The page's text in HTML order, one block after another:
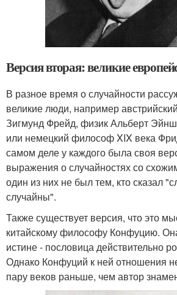
Версия вторая: великие
В разное время о случайности
великие люди, например
Зигмунд Фрейд, физик Альберт
или немецкий философ XIX века
самом деле у каждого была своя
выражения о случайностях со
один из них не был тем, кто сказал
случайны".
Также существует версия, что это
китайскому философу Конфуцию.
истине - пословица действительно
Однако Конфуций к ней отношения
пару веков раньше, чем автор